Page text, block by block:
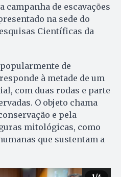
campanha de escavações
na sede do
Científicas da
de
à metade de um
com duas rodas e parte
O objeto chama
e pela
mitológicas, como
que sustentam a